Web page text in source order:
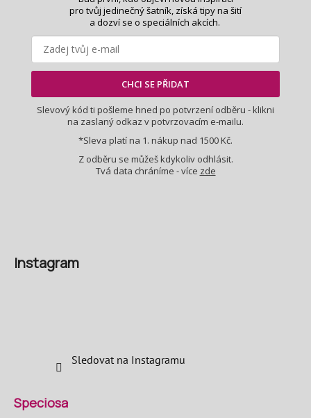
pro tvůj jedinečný šatník, získá tipy na šití
a dozví se o speciálních akcích.
CHCI SE PŘIDAT
Slevový kód ti pošleme hned po potvrzení odběru - klikni
na zaslaný odkaz v potvrzovacím e-mailu.
*Sleva platí na 1. nákup nad 1500 Kč.
Z odběru se můžeš kdykoliv odhlásit.
Tvá data chráníme - více zde
Instagram
Sledovat na Instagramu
Speciosa